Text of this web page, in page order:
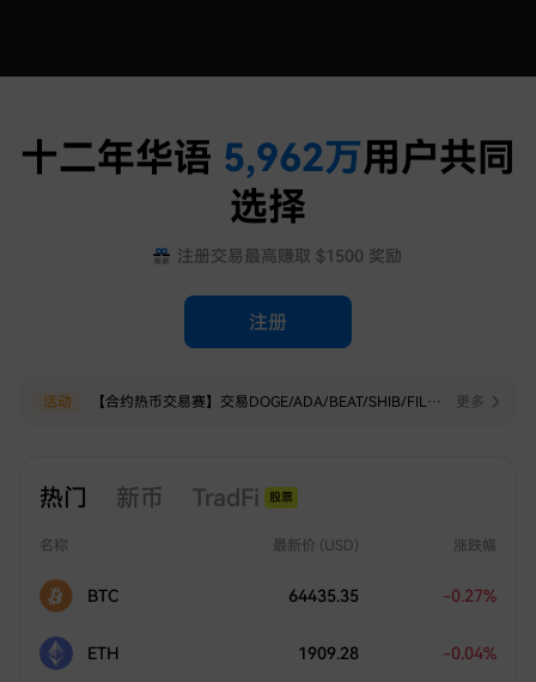
十二年华语 5,962万用户共同
选择
注册交易最高赚取 $1500 奖励
注册
热点 关于火币HTX下线部分USDT本位永续合约的公告 更多
活动 【合约热币交易赛】交易DOGE/ADA/BEAT/SHIB/FIL，赢$20,000 HTX！ 更多
热门 新币 TradFi
股票
名称 最新价 (USD) 涨跌幅
BTC 64435.35 -0.27%
ETH 1909.28 -0.04%